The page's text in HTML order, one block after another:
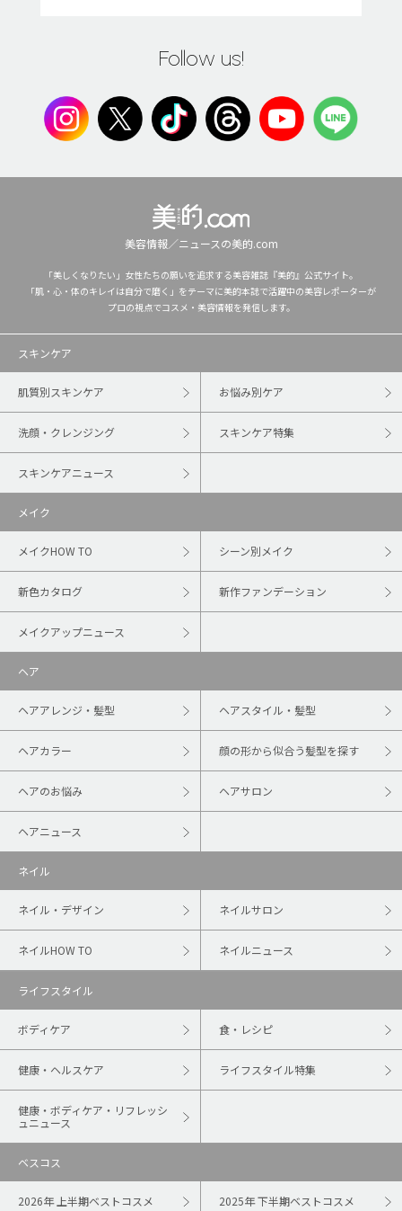
Follow us!
美容情報／ニュースの美的.com
「美しくなりたい」女性たちの願いを追求する美容雑誌『美的』公式サイト。
「肌・心・体のキレイは自分で磨く」をテーマに美的本誌で活躍中の美容レポーターが
プロの視点でコスメ・美容情報を発信します。
スキンケア
肌質別スキンケア お悩み別ケア
洗顔・クレンジング スキンケア特集
スキンケアニュース
メイク
メイクHOW TO シーン別メイク
新色カタログ 新作ファンデーション
メイクアップニュース
ヘア
ヘアアレンジ・髪型 ヘアスタイル・髪型
ヘアカラー 顔の形から似合う髪型を探す
ヘアのお悩み ヘアサロン
ヘアニュース
ネイル
ネイル・デザイン ネイルサロン
ネイルHOW TO ネイルニュース
ライフスタイル
ボディケア 食・レシピ
健康・ヘルスケア ライフスタイル特集
健康・ボディケア・リフレッシ
ュニュース
ベスコス
2026年 上半期ベストコスメ 2025年 下半期ベストコスメ